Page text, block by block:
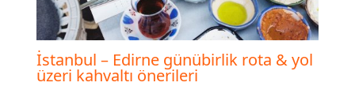
İstanbul – Edirne günübirlik rota & yol
üzeri kahvaltı önerileri